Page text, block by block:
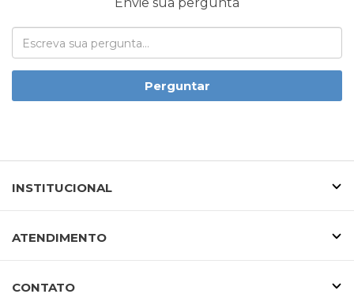
Perguntar
INSTITUCIONAL
ATENDIMENTO
CONTATO